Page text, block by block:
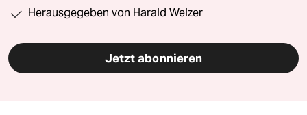
Herausgegeben von Harald Welzer
Jetzt abonnieren